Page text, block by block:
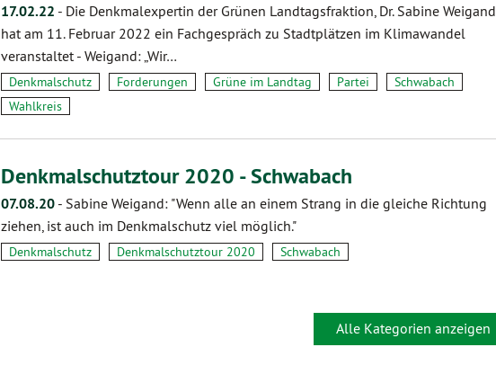
17.02.22 - Die Denkmalexpertin der Grünen Landtagsfraktion, Dr. Sabine Weigand,
hat am 11. Februar 2022 ein Fachgespräch zu Stadtplätzen im Klimawandel
veranstaltet ­­- Weigand: „Wir…
Denkmalschutz Forderungen Grüne im Landtag Partei
Schwabach
Wahlkreis
Denkmalschutztour 2020 - Schwabach
07.08.20 - Sabine Weigand: "Wenn alle an einem Strang in die gleiche Richtung
ziehen, ist auch im Denkmalschutz viel möglich."
Denkmalschutz Denkmalschutztour 2020 Schwabach
Alle Kategorien anzeigen